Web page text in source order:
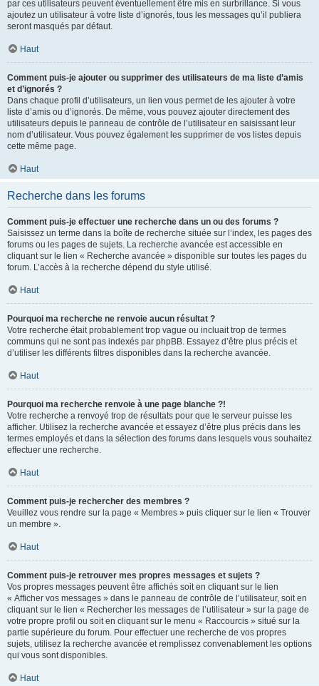
par ces utilisateurs peuvent éventuellement être mis en surbrillance. Si vous
ajoutez un utilisateur à votre liste d’ignorés, tous les messages qu’il publiera
seront masqués par défaut.
Haut
Comment puis-je ajouter ou supprimer des utilisateurs de ma liste d’amis
et d’ignorés ?
Dans chaque profil d’utilisateurs, un lien vous permet de les ajouter à votre
liste d’amis ou d’ignorés. De même, vous pouvez ajouter directement des
utilisateurs depuis le panneau de contrôle de l’utilisateur en saisissant leur
nom d’utilisateur. Vous pouvez également les supprimer de vos listes depuis
cette même page.
Haut
Recherche dans les forums
Comment puis-je effectuer une recherche dans un ou des forums ?
Saisissez un terme dans la boîte de recherche située sur l’index, les pages des
forums ou les pages de sujets. La recherche avancée est accessible en
cliquant sur le lien « Recherche avancée » disponible sur toutes les pages du
forum. L’accès à la recherche dépend du style utilisé.
Haut
Pourquoi ma recherche ne renvoie aucun résultat ?
Votre recherche était probablement trop vague ou incluait trop de termes
communs qui ne sont pas indexés par phpBB. Essayez d’être plus précis et
d’utiliser les différents filtres disponibles dans la recherche avancée.
Haut
Pourquoi ma recherche renvoie à une page blanche ?!
Votre recherche a renvoyé trop de résultats pour que le serveur puisse les
afficher. Utilisez la recherche avancée et essayez d’être plus précis dans les
termes employés et dans la sélection des forums dans lesquels vous souhaitez
effectuer une recherche.
Haut
Comment puis-je rechercher des membres ?
Veuillez vous rendre sur la page « Membres » puis cliquer sur le lien « Trouver
un membre ».
Haut
Comment puis-je retrouver mes propres messages et sujets ?
Vos propres messages peuvent être affichés soit en cliquant sur le lien
« Afficher vos messages » dans le panneau de contrôle de l’utilisateur, soit en
cliquant sur le lien « Rechercher les messages de l’utilisateur » sur la page de
votre propre profil ou soit en cliquant sur le menu « Raccourcis » situé sur la
partie supérieure du forum. Pour effectuer une recherche de vos propres
sujets, utilisez la recherche avancée et remplissez convenablement les options
qui vous sont disponibles.
Haut